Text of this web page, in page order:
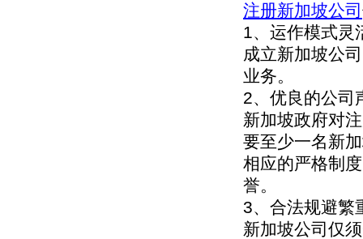
注册新加坡公司
1、运作模式灵
成立新加坡公
业务。
2、优良的公司
新加坡政府对
要至少一名新
相应的严格制
誉。
3、合法规避繁
新加坡公司仅